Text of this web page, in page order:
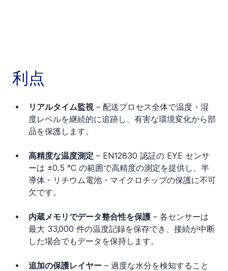
利点
リアルタイム監視 – 配送プロセス全体で温度・湿
度レベルを継続的に追跡し、有害な環境変化から部
品を保護します。
高精度な温度測定 – EN12830 認証の EYE センサ
ーは ±0.5 °C の範囲で高精度の測定を提供し、半
導体・リチウム電池・マイクロチップの保護に不可
欠です。
内蔵メモリでデータ整合性を保護 – 各センサーは
最大 33,000 件の温度記録を保存でき、接続が中断
した場合でもデータを保持します。
追加の保護レイヤー – 過度な水分を検知すること